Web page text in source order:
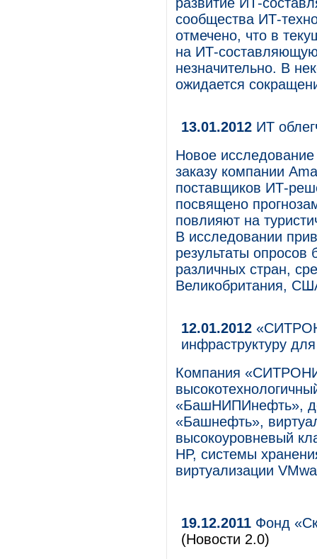
сообщества ИТ-
отмечено, что в
на ИТ-составляющую
незначительно. В
ожидается
13.01.2012 ИТ
Новое
заказу компании
поставщиков ИТ-
посвящено
повлияют на
В исследовании
результаты опросов
различных стран,
Великобритания,
12.01.2012
инфраструктуру
Компания
«БашНИПИнефть»,
«Башнефть»,
высокоуровневый
HP, системы
виртуализации
19.12.2011 Фонд
(Новости 2.0)